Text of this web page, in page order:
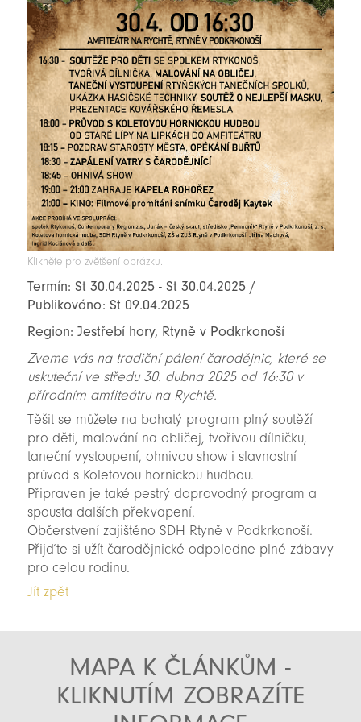
Klikněte pro zvětšení obrázku.
Termín: St 30.04.2025 - St 30.04.2025 /
Publikováno: St 09.04.2025
Region: Jestřebí hory, Rtyně v Podkrkonoší
Zveme vás na tradiční pálení čarodějnic, které se
uskuteční ve středu 30. dubna 2025 od 16:30 v
přírodním amfiteátru na Rychtě.
Těšit se můžete na bohatý program plný soutěží
pro děti, malování na obličej, tvořivou dílničku,
taneční vystoupení, ohnivou show i slavnostní
průvod s Koletovou hornickou hudbou.
Připraven je také pestrý doprovodný program a
spousta dalších překvapení.
Občerstvení zajištěno SDH Rtyně v Podkrkonoší.
Přijďte si užít čarodějnické odpoledne plné zábavy
pro celou rodinu.
Jít zpět
MAPA K ČLÁNKŮM -
KLIKNUTÍM ZOBRAZÍTE